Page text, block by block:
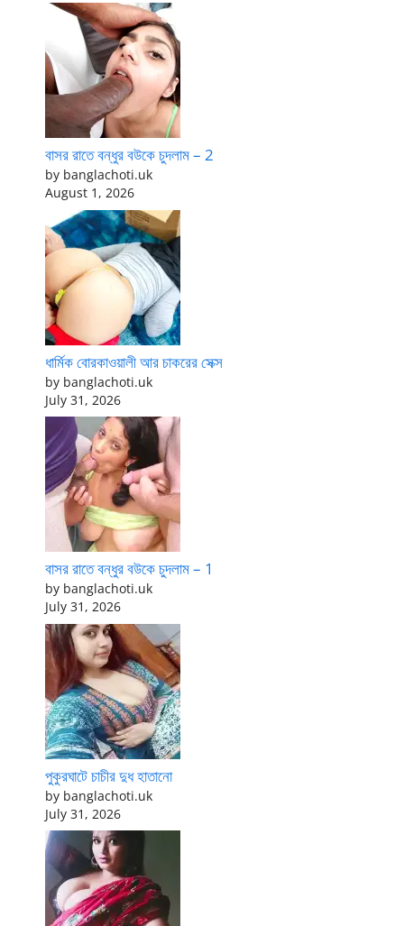
বাসর রাতে বন্ধুর বউকে চুদলাম – 2
by banglachoti.uk
August 1, 2026
ধার্মিক বোরকাওয়ালী আর চাকরের সেক্স
by banglachoti.uk
July 31, 2026
বাসর রাতে বন্ধুর বউকে চুদলাম – 1
by banglachoti.uk
July 31, 2026
পুকুরঘাটে চাচীর দুধ হাতানো
by banglachoti.uk
July 31, 2026